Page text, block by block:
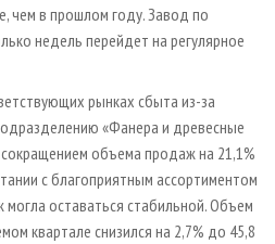
чем в прошлом году. Завод по
недель перейдет на регулярное
рынках сбыта из-за
«Фанера и древесные
объема продаж на 21,1%
с благоприятным ассортиментом
оставаться стабильной. Объем
квартале снизился на 2,7% до 45,8